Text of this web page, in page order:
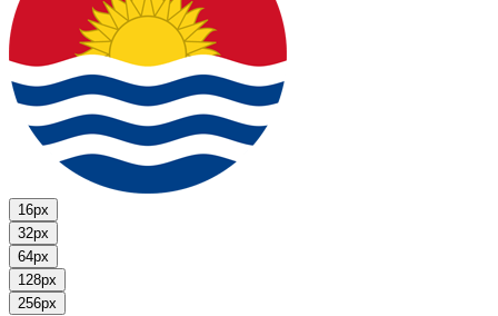
16px
32px
64px
128px
256px